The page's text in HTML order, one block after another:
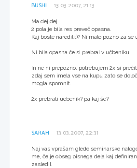
BUSHI 13.03.2007, 21:13
Ma dej dej...
2 pola je bila res preveč opasna.
Kaj boste naredili:)? Ni malo pozno za se
Ni bila opasna če si prebral v učbeniku!
In ne ni prepozno, potrebujem 2x si
zdaj sem imela vse na kupu zato se
mogla spomnit.
2x prebrati ucbenik? pa kaj še?
SARAH 13.03.2007, 22:31
Naj vas vprašam glede seminarske
me, če je obseg pisnega dela kaj
zasledil.